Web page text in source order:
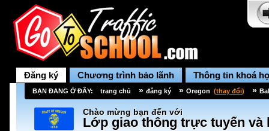
Đăng ký Chương trình bảo lãnh Thông tin khoá
BẠN ĐANG Ở ĐÂY: trang chủ » đăng ký » Oregon (thay đổi) »
Chào mừng bạn đến với
Lớp giao thông trực tuyến và